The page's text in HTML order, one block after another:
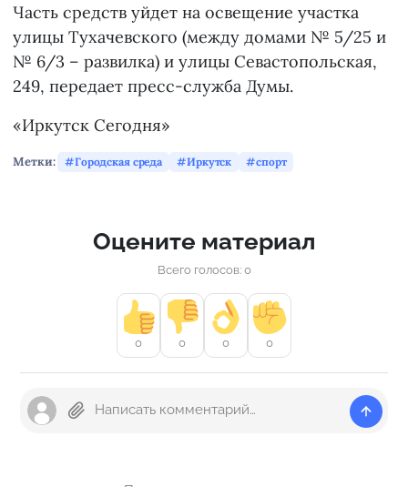
Часть средств уйдет на освещение участка
улицы Тухачевского (между домами № 5/25 и
№ 6/3 – развилка) и улицы Севастопольская,
249, передает пресс-служба Думы.
«Иркутск Сегодня»
Метки: Городская среда Иркутск спорт
Оцените материал
Всего голосов: 0
0 0 0 0